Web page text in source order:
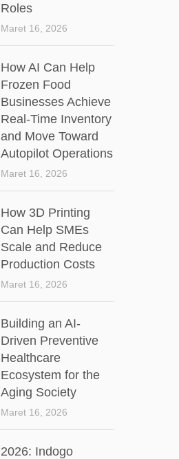
Roles
Maret 16, 2026
How AI Can Help
Frozen Food
Businesses Achieve
Real-Time Inventory
and Move Toward
Autopilot Operations
Maret 16, 2026
How 3D Printing
Can Help SMEs
Scale and Reduce
Production Costs
Maret 16, 2026
Building an AI-
Driven Preventive
Healthcare
Ecosystem for the
Aging Society
Maret 16, 2026
2026: Indogo